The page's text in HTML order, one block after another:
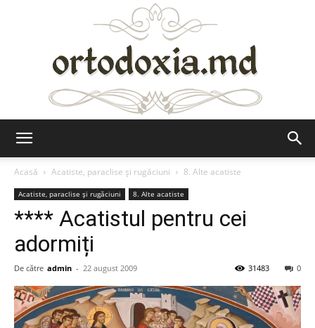
Acasă
Acatiste, paraclise și rugăciuni 8. Alte acatiste
Acatiste, paraclise și rugăciuni 8. Alte acatiste
**** Acatistul pentru cei
adormiți
De către admin - 22 august 2009 0
31483